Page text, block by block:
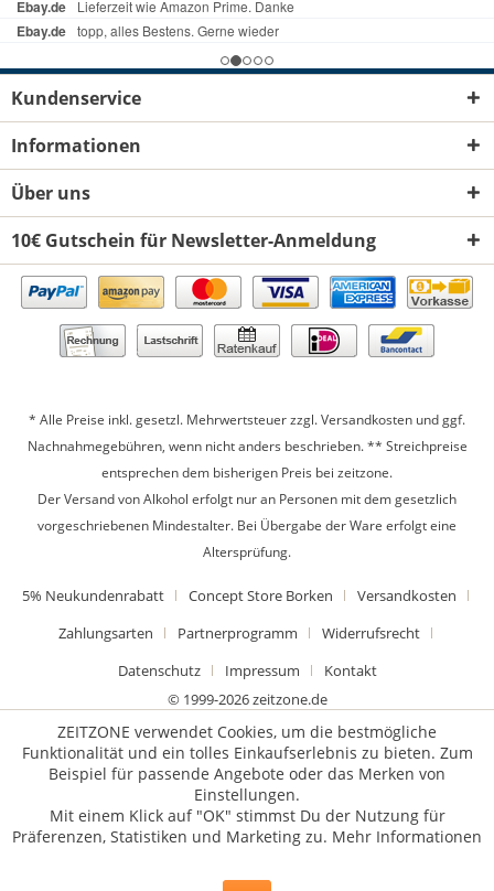
Kundenservice
Informationen
Über uns
10€ Gutschein für Newsletter-Anmeldung
* Alle Preise inkl. gesetzl. Mehrwertsteuer zzgl.Versandkosten und ggf.
Nachnahmegebühren, wenn nicht anders beschrieben. ** Streichpreise
entsprechen dem bisherigen Preis bei zeitzone.
Der Versand von Alkohol erfolgt nur an Personen mit dem gesetzlich
vorgeschriebenen Mindestalter. Bei Übergabe der Ware erfolgt eine
Altersprüfung.
5% Neukundenrabatt Concept Store Borken
Versandkosten
Zahlungsarten
Partnerprogramm
Widerrufsrecht
Datenschutz
Impressum
Kontakt
© 1999-2026 zeitzone.de
ZEITZONE verwendet Cookies, um die bestmögliche
Funktionalität und ein tolles Einkaufserlebnis zu bieten. Zum
Beispiel für passende Angebote oder das Merken von
Einstellungen.
Mit einem Klick auf "OK" stimmst Du der Nutzung für
Präferenzen, Statistiken und Marketing zu. Mehr Informationen